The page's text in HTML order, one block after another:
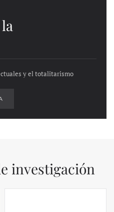
y el totalitarismo
investigación